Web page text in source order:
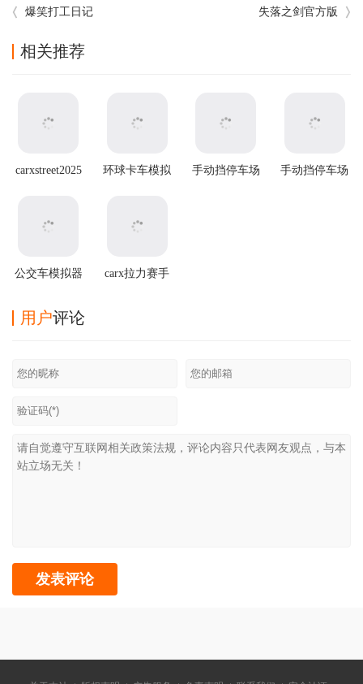
爆笑打工日记 失落之剑官方版
相关推荐
carxstreet2025
环球卡车模拟
手动挡停车场
手动挡停车场
公交车模拟器
carx拉力赛手
用户评论